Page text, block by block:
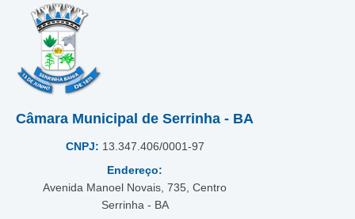
Câmara Municipal de Serrinha - BA
CNPJ: 13.347.406/0001-97
Endereço:
Avenida Manoel Novais, 735, Centro
Serrinha - BA